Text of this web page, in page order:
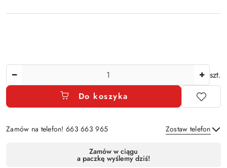
szt.
Do koszyka
Zamów na telefon! 663 663 965 Zostaw telefon
Zamów w ciągu
a paczkę wyślemy dziś!